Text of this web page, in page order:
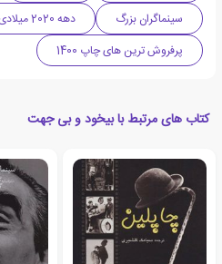
سینماگران بزرگ
دهه 2020 میلادی
پرفروش ترین های چاپ 1400
کتاب های مرتبط با بیخود و بی جهت